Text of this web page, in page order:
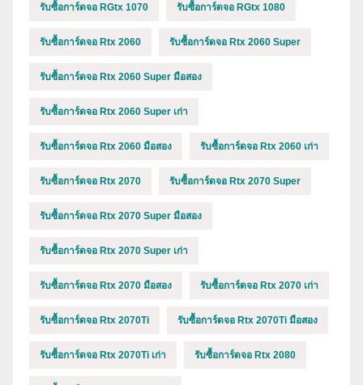
รับซื้อการ์ดจอ RGtx 1070 รับซื้อการ์ดจอ RGtx 1080
รับซื้อการ์ดจอ Rtx 2060 รับซื้อการ์ดจอ Rtx 2060 Super
รับซื้อการ์ดจอ Rtx 2060 Super มือสอง
รับซื้อการ์ดจอ Rtx 2060 Super เก่า
รับซื้อการ์ดจอ Rtx 2060 มือสอง รับซื้อการ์ดจอ Rtx 2060 เก่า
รับซื้อการ์ดจอ Rtx 2070 รับซื้อการ์ดจอ Rtx 2070 Super
รับซื้อการ์ดจอ Rtx 2070 Super มือสอง
รับซื้อการ์ดจอ Rtx 2070 Super เก่า
รับซื้อการ์ดจอ Rtx 2070 มือสอง รับซื้อการ์ดจอ Rtx 2070 เก่า
รับซื้อการ์ดจอ Rtx 2070Ti รับซื้อการ์ดจอ Rtx 2070Ti มือสอง
รับซื้อการ์ดจอ Rtx 2070Ti เก่า รับซื้อการ์ดจอ Rtx 2080